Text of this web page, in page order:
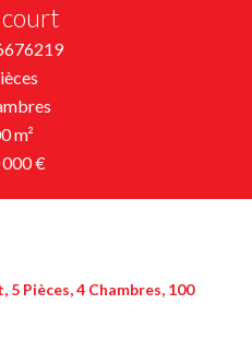
m²
€
Pièces, 4 Chambres, 100